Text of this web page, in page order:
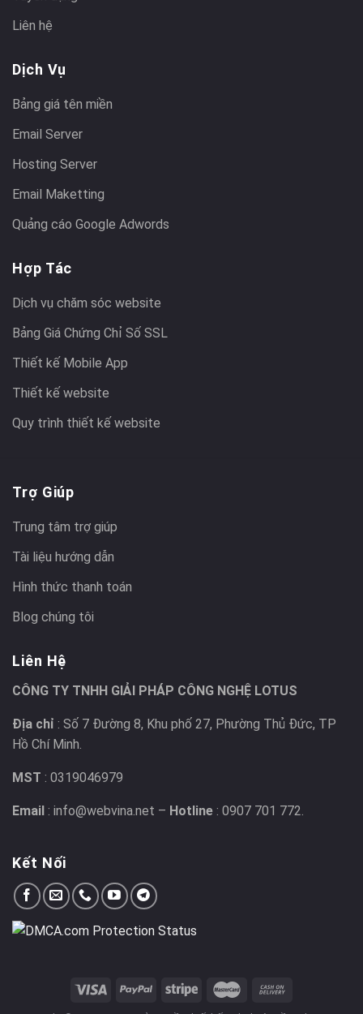
Liên hệ
Dịch Vụ
Bảng giá tên miền
Email Server
Hosting Server
Email Maketting
Quảng cáo Google Adwords
Hợp Tác
Dịch vụ chăm sóc website
Bảng Giá Chứng Chỉ Số SSL
Thiết kế Mobile App
Thiết kế website
Quy trình thiết kế website
Trợ Giúp
Trung tâm trợ giúp
Tài liệu hướng dẫn
Hình thức thanh toán
Blog chúng tôi
Liên Hệ
CÔNG TY TNHH GIẢI PHÁP CÔNG NGHỆ LOTUS
Địa chỉ : Số 7 Đường 8, Khu phố 27, Phường Thủ Đức, TP
Hồ Chí Minh.
MST : 0319046979
Email : info@webvina.net – Hotline : 0907 701 772.
Kết Nối